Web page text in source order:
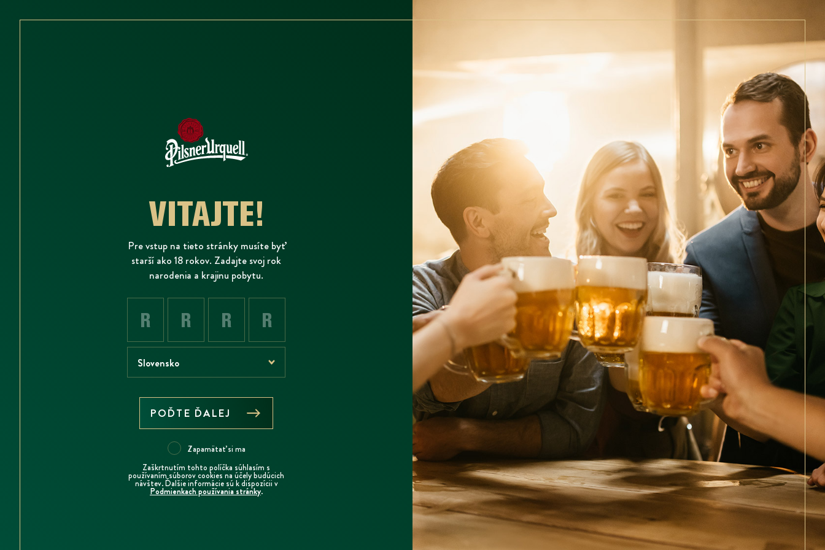
VITAJTE!
Pre vstup na tieto stránky musíte byť
starší ako 18 rokov. Zadajte svoj rok
narodenia a krajinu pobytu.
POĎTE ĎALEJ
Zapamätať si ma
Zaškrtnutím tohto políčka súhlasím s
používaním súborov cookies na účely budúcich
návštev. Ďalšie informácie sú k dispozícii v
Podmienkach používania stránky.